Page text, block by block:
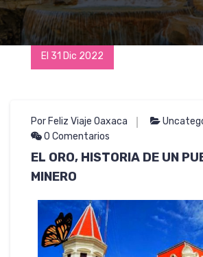
El 31 Dic 2022
Por Feliz Viaje Oaxaca
0 Comentarios
EL ORO, HISTORIA DE UN
MINERO